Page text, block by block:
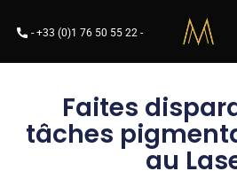
- +33 (0)1 76 50 55 22 -
Faites
tâches
au